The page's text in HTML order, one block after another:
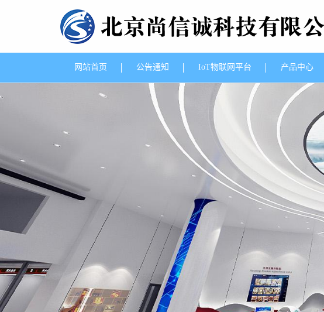
网站首页 公告通知 IoT物联网平台 产品中心